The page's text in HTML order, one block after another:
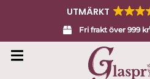
UTMÄRKT
Fri frakt över 999 kr